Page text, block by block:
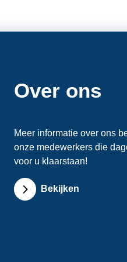
Over ons
Meer informatie over ons
onze medewerkers die
voor u klaarstaan!
Bekijken